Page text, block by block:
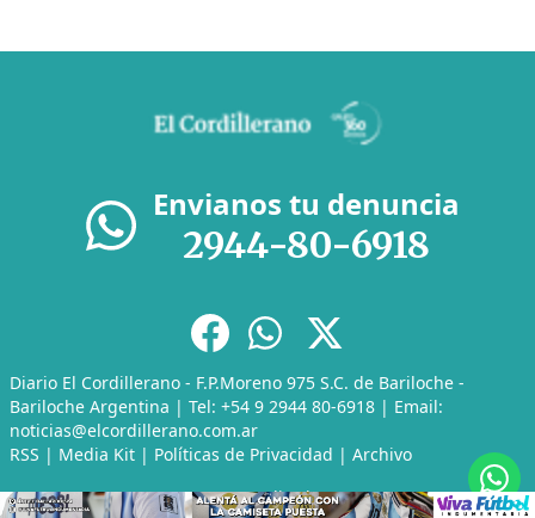
Envianos tu denuncia
2944-80-6918
Diario El Cordillerano - F.P.Moreno 975 S.C. de Bariloche -
Bariloche Argentina | Tel: +54 9 2944 80-6918 | Email:
noticias@elcordillerano.com.ar
RSS | Media Kit | Políticas de Privacidad | Archivo
CMS para mediosbyTroop